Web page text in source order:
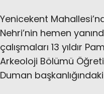
Yenicekent
Nehri’nin hemen
çalışmaları 13 yıldır
Arkeoloji Bölümü
Duman